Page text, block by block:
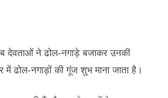
तब देवताओं ने ढोल-नगाड़े बजाकर उनकी
में ढोल-नगाड़ों की गूंज शुभ माना जाता है।